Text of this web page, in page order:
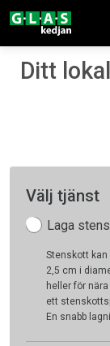
Ditt
Välj tjänst
Laga
Stenskott
2,5 cm i
heller för
ett
En snabb